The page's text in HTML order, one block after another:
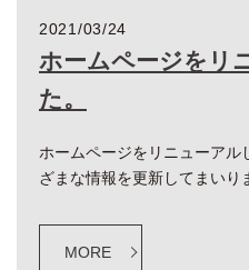
2021/03/24
ホームページをリ
た。
ホームページをリニューアル
ざまな情報を更新してまいり
MORE